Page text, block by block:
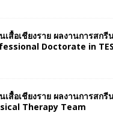
เสื้อเชียงราย ผลงานการสกรี
Doctorate in
เสื้อเชียงราย ผลงานการสกรี
Therapy Team